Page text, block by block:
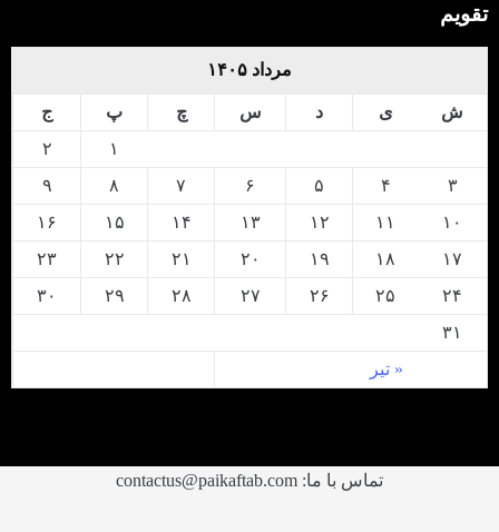
تقویم
مرداد ۱۴۰۵
ش ی د س چ پ ج
« تیر
۱
۲
۳
۴ ۵ ۶ ۷ ۸
۹
۱۰
۱۱ ۱۲ ۱۳ ۱۴ ۱۵
۱۶
۱۷
۱۸ ۱۹ ۲۰ ۲۱ ۲۲
۲۳
۲۴
۲۵ ۲۶ ۲۷ ۲۸ ۲۹
۳۰
۳۱
تماس با ما: contactus@paikaftab.com